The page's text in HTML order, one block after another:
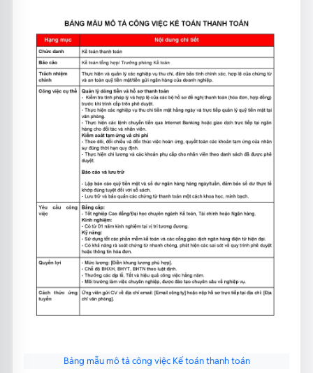
Bảng mẫu mô tả công việc Kế toán thanh toán